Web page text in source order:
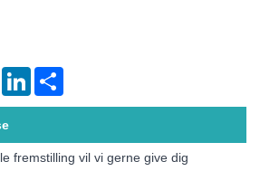
PinterestLinkedIn
fremstilling vil vi gerne give dig